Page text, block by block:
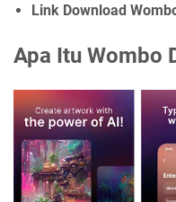
Link Download
Apa Itu Wombo